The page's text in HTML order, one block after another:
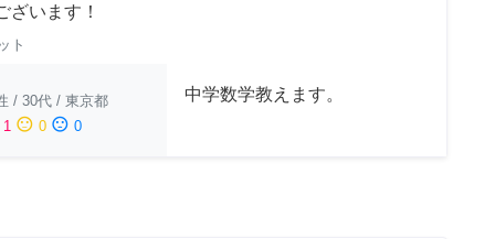
ざいます！
ト
/ 30代 / 東京都
1 sentiment_neutral 0 sentiment_dissatisfied 0
中学数学教えます。